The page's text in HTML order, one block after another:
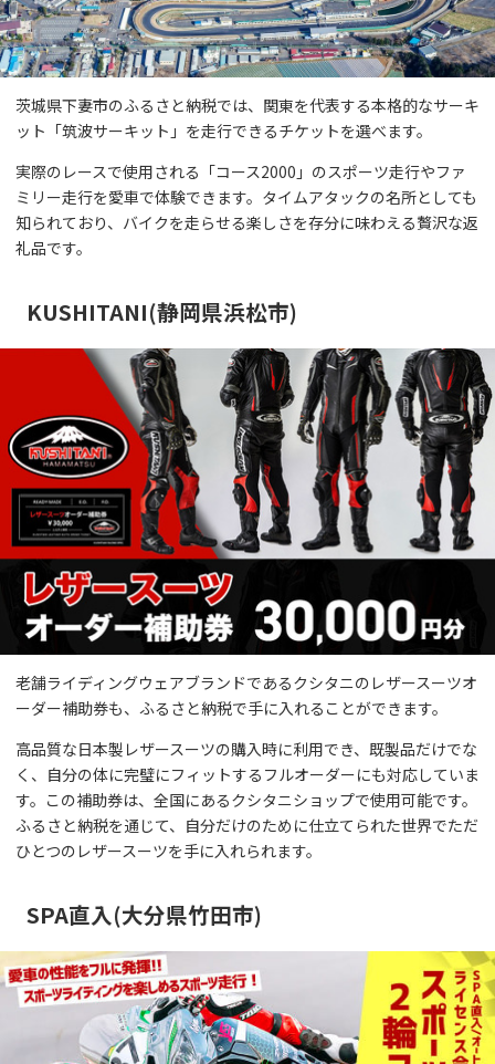
茨城県下妻市のふるさと納税では、関東を代表する本格的なサーキ
ット「筑波サーキット」を走行できるチケットを選べます。
実際のレースで使用される「コース2000」のスポーツ走行やファ
ミリー走行を愛車で体験できます。タイムアタックの名所としても
知られており、バイクを走らせる楽しさを存分に味わえる贅沢な返
礼品です。
KUSHITANI(静岡県浜松市)
老舗ライディングウェアブランドであるクシタニのレザースーツオ
ーダー補助券も、ふるさと納税で手に入れることができます。
高品質な日本製レザースーツの購入時に利用でき、既製品だけでな
く、自分の体に完璧にフィットするフルオーダーにも対応していま
す。この補助券は、全国にあるクシタニショップで使用可能です。
ふるさと納税を通じて、自分だけのために仕立てられた世界でただ
ひとつのレザースーツを手に入れられます。
SPA直入(大分県竹田市)